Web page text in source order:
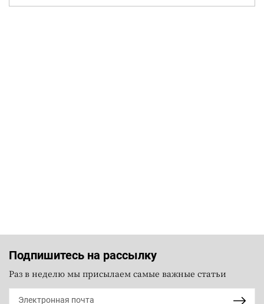
Подпишитесь на рассылку
Раз в неделю мы присылаем самые важные статьи